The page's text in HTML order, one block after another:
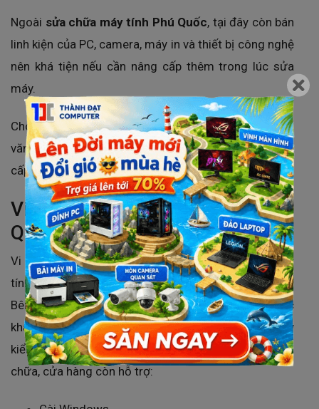
Ngoài sửa chữa máy tính Phú Quốc, tại đây còn bán
linh kiện của PC, camera, máy in và thiết bị công nghệ
nên khá tiện nếu cần nâng cấp thêm trong lúc sửa
máy.
Cho thấy rất phù hợp với học sinh/sinh viên, nhân viên
văn phòng, người cần sửa gấp và người muốn nâng
cấp laptop cho mượt hơn.
Vi Tính Hải Đăng (Máy Tính Phú
Quốc) - Thương hiệu lâu năm
Vi Tính Hải Đăng là một trong những cửa hàng máy
tính khá quen thuộc với nhiều người tại Phú Quốc.
Bên này hoạt động nhiều năm nên thường được
khách tìm đến khi cần sửa laptop, cài Windows hay
kiểm tra các lỗi cơ bản trên máy tính. Ngoài sửa
chữa, cửa hàng còn hỗ trợ: